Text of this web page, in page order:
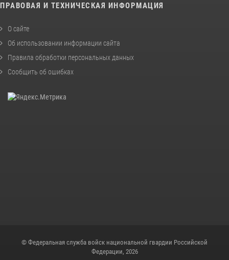
ПРАВОВАЯ И ТЕХНИЧЕСКАЯ ИНФОРМАЦИЯ
О сайте
Об использовании информации сайта
Правила обработки персональных данных
Сообщить об ошибках
© Федеральная служба войск национальной гвардии Российской
Федерации, 2026